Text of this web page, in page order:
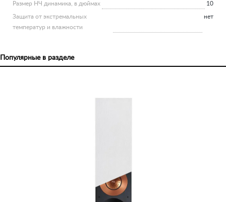
Размер НЧ динамика, в дюймах 10
Защита от экстремальных
температур и влажности
нет
Популярные в разделе